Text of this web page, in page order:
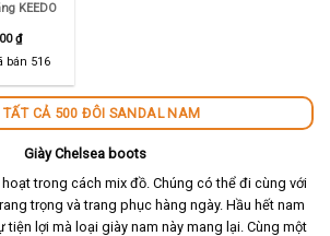
KEEDO
₫Giá
hiện
tại
bán 516
TẤT CẢ 500 ĐÔI SANDAL NAM
Giày Chelsea boots
trong cách mix đồ. Chúng có thể đi cùng với
trọng và trang phục hàng ngày. Hầu hết nam
tiện lợi mà loại giày nam này mang lại. Cùng một